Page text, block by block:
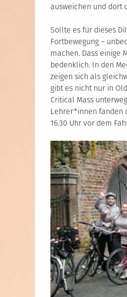
ausweichen und dort
Sollte es für dieses
Fortbewegung –
machen. Dass einige
bedenklich. In den
zeigen sich als
gibt es nicht nur in
Critical Mass
Lehrer*innen fanden
16.30 Uhr vor dem